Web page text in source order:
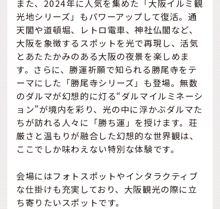
また、2024年に人気を集めた「大阪イルミ観
光地シリーズ」もパワーアップして復活。通
天閣や道頓堀、レトロ電車、神社仏閣など、
大阪を象徴するスポットを光で再現し、活気
とあたたかみのある大阪の夜景を楽しめま
す。さらに、勝運祈願で知られる勝尾寺をテ
ーマにした「勝尾寺シリーズ」も登場。無数
のダルマが幻想的に灯る“ダルマイルミネーシ
ョン”が境内を彩り、光の中に浮かぶダルマた
ちが訪れる人々に「勝ち運」を授けます。荘
厳さと温もりが融合した幻想的な世界観は、
ここでしか味わえない特別な体験です。
会場にはフォトスポットやインタラクティブ
な仕掛けも充実しており、大阪観光の際に立
ち寄りたいスポットです。